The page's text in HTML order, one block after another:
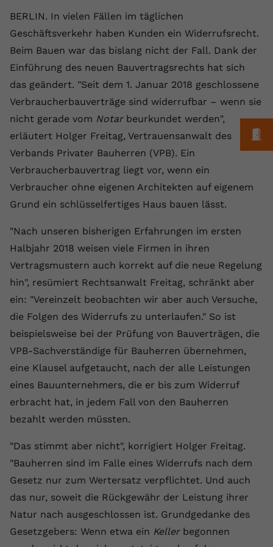
BERLIN. In vielen Fällen im täglichen
Geschäftsverkehr haben Kunden ein Widerrufsrecht.
Beim Bauen war das bislang nicht der Fall. Dank der
Einführung des neuen Bauvertragsrechts hat sich
das geändert. "Seit dem 1. Januar 2018 geschlossene
Verbraucherbauverträge sind widerrufbar – wenn sie
nicht gerade vom Notarbeurkundet werden",
erläutert Holger Freitag, Vertrauensanwalt des
Verbands Privater Bauherren (VPB). Ein
Verbraucherbauvertrag liegt vor, wenn ein
Verbraucher ohne eigenen Architekten auf eigenem
Grund ein schlüsselfertiges Haus bauen lässt.
"Nach unseren bisherigen Erfahrungen im ersten
Halbjahr 2018 weisen viele Firmen in ihren
Vertragsmustern auch korrekt auf die neue Regelung
hin", resümiert Rechtsanwalt Freitag, schränkt aber
ein: "Vereinzelt beobachten wir aber auch Versuche,
die Folgen des Widerrufs zu unterlaufen." So ist
beispielsweise bei der Prüfung von Bauverträgen, die
VPB-Sachverständige für Bauherren übernehmen,
eine Klausel aufgetaucht, nach der alle Leistungen
eines Bauunternehmers, die er bis zum Widerruf
erbracht hat, in jedem Fall von den Bauherren
bezahlt werden müssten.
"Das stimmt aber nicht", korrigiert Holger Freitag.
"Bauherren sind im Falle eines Widerrufs nach dem
Gesetz nur zum Wertersatz verpflichtet. Und auch
das nur, soweit die Rückgewähr der Leistung ihrer
Natur nach ausgeschlossen ist. Grundgedanke des
Gesetzgebers: Wenn etwa ein Kellerbegonnen
Zweck
Dieser Wert speichert Ihre Consent-
zufällig generierte ID, für die
historische Speicherung Ihrer
vorgenommen Einstellungen, falls der
Webseiten-Betreiber dies eingestellt
Name fe_typo_user
Anbieter VPB.de
Laufzeit Session
Dieses Cookie wird verwendet, um die
Benutzereinstellungen zu ermöglichen.
wiederzuerkennen und statistische
Informationen zur Nutzung der
Website zu erfassen.
Anbieter Google Ads
Laufzeit 90 Tage
Zweck
Wird von Google Ads für das
Conversion-Tracking verwendet, um
Werbeklicks der Nutzung auf unserer
Website zuzuordnen.
Externe Inhalte
Wir verwenden auf unserer Website externe Inhalte,
um Ihnen zusätzliche Informationen anzubieten.
Name vuid
Anbieter vimeo.com
Vimeo installiert dieses Cookie, um
Tracking-Informationen zu sammeln,
Einbetten von Videos auf der Website
Name CONSENT
Anbieter youtube.com
Laufzeit 2 Jahre
Zweck
YouTube setzt dieses Cookie über
eingebettete YouTube-Videos und
registriert anonyme statistische Daten.
Name yt-remote-device-id
Laufzeit Session
YouTube setzt diesen Cookie, um die
Videopräferenzen des Benutzers zu
speichern, der eingebettete YouTube-
Videos verwendet.
Cookie-Informationen anzeigen